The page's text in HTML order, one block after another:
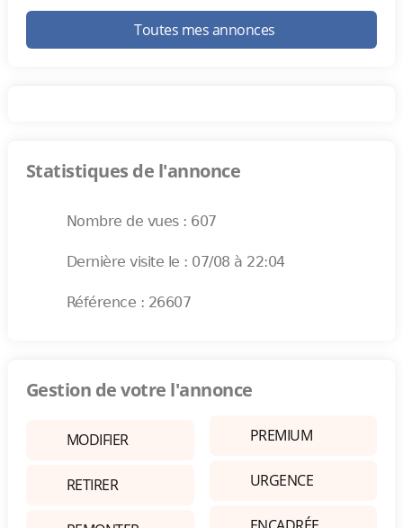
Toutes mes annonces
Statistiques de l'annonce
Nombre de vues : 607
Dernière visite le : 07/08 à 22:04
Référence : 26607
Gestion de votre l'annonce
MODIFIER
RETIRER
PREMIUM
URGENCE